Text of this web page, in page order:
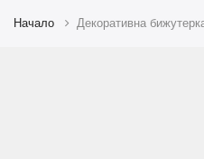
Начало Декоративна